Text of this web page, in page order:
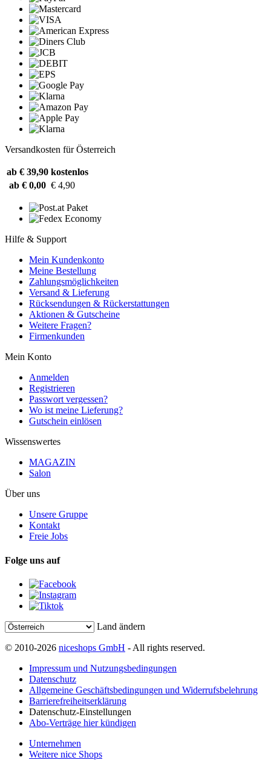
Versandkosten für Österreich
ab € 39,90 kostenlos
ab € 0,00 € 4,90
Hilfe & Support
Mein Kundenkonto
Meine Bestellung
Zahlungsmöglichkeiten
Versand & Lieferung
Rücksendungen & Rückerstattungen
Aktionen & Gutscheine
Weitere Fragen?
Firmenkunden
Mein Konto
Anmelden
Registrieren
Passwort vergessen?
Wo ist meine Lieferung?
Gutschein einlösen
Wissenswertes
MAGAZIN
Salon
Über uns
Unsere Gruppe
Kontakt
Freie Jobs
Folge uns auf
Land ändern
© 2010-2026 niceshops GmbH - All rights reserved.
Impressum und Nutzungsbedingungen
Datenschutz
Allgemeine Geschäftsbedingungen und Widerrufsbelehrung
Barrierefreiheitserklärung
Datenschutz-Einstellungen
Abo-Verträge hier kündigen
Unternehmen
Weitere nice Shops